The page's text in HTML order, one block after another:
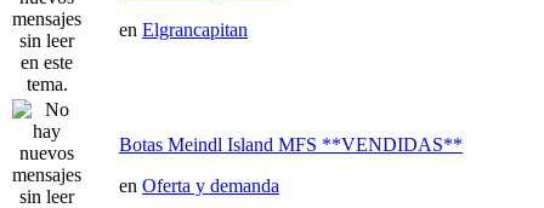
en Elgrancapitan
Botas Meindl Island MFS **VENDIDAS**
en Oferta y demanda